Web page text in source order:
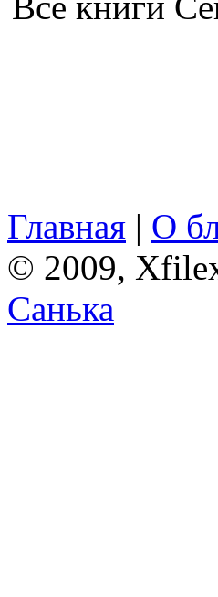
Главная | О
© 2009,
Санька